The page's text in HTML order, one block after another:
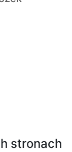
stronach